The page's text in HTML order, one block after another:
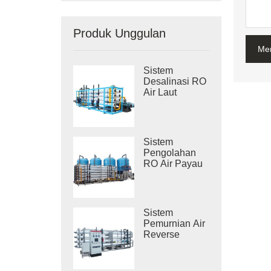
Produk Unggulan
Sistem
Desalinasi RO
Air Laut
Sistem
Pengolahan
RO Air Payau
Sistem
Pemurnian Air
Reverse